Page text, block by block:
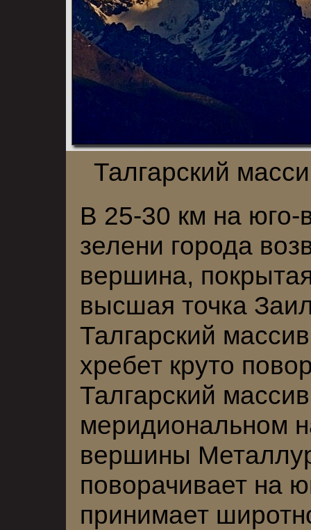
Талгарский
В 25-30 км на юго-
зелени города
вершина,
высшая точка
Талгарский
хребет круто
Талгарский
меридиональном
вершины
поворачивает на
принимает